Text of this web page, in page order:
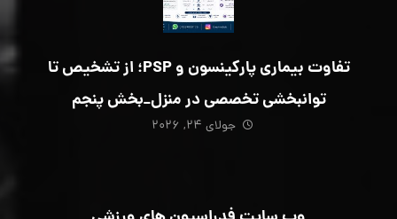
تفاوت بیماری پارکینسون و PSP؛ از تشخیص تا
توانبخشی تخصصی در منزل_بخش پنجم
جولای ۲۴, ۲۰۲۶